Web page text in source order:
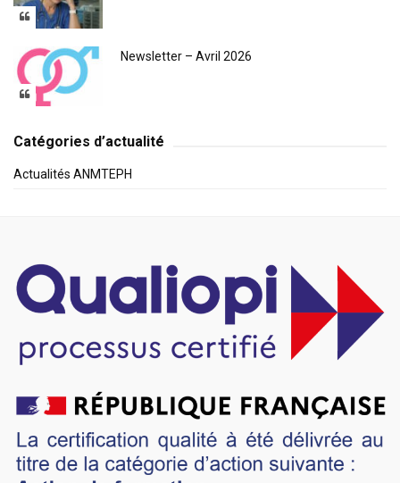
Newsletter – Avril 2026
Catégories d’actualité
Actualités ANMTEPH